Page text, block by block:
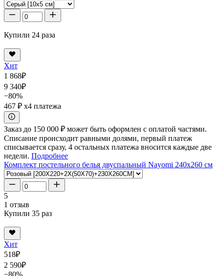
Купили 24 раза
Хит
1 868₽
9 340₽
−80%
467 ₽ x4 платежа
Заказ до 150 000 ₽ может быть оформлен с оплатой частями.
Списание происходит равными долями, первый платеж
списывается сразу, 4 остальных платежа вносится каждые две
недели. Подробнее
Комплект постельного белья двуспальный Nayomi 240x260 см
5
1 отзыв
Купили 35 раз
Хит
518₽
2 590₽